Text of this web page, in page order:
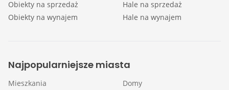
Obiekty na sprzedaż
Obiekty na wynajem
Hale na sprzedaż
Hale na wynajem
Najpopularniejsze miasta
Mieszkania
Domy